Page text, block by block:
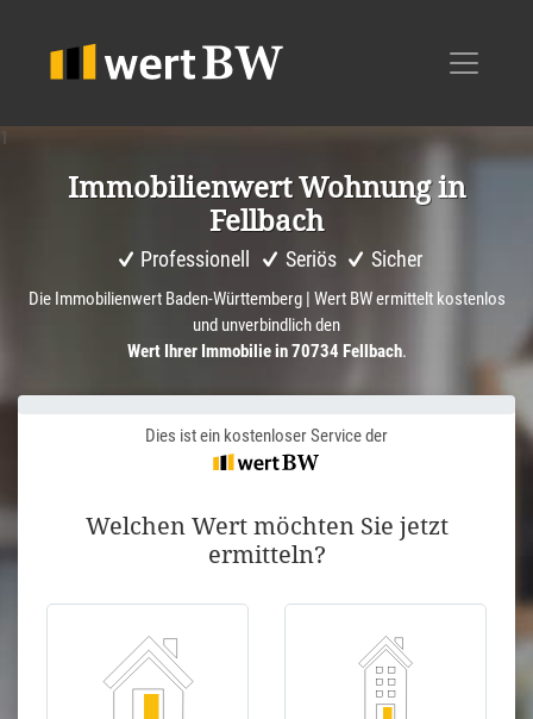
1
Immobi­li­en­wert Wohnung in
Fellbach
Professionell Seriös Sicher
Die Immobilienwert Baden-Württemberg | Wert BW ermittelt kostenlos
und unverbindlich den
Wert Ihrer Immobilie in 70734 Fellbach.
Dies ist ein kostenloser Service der
Welchen Wert möchten Sie jetzt
ermitteln?